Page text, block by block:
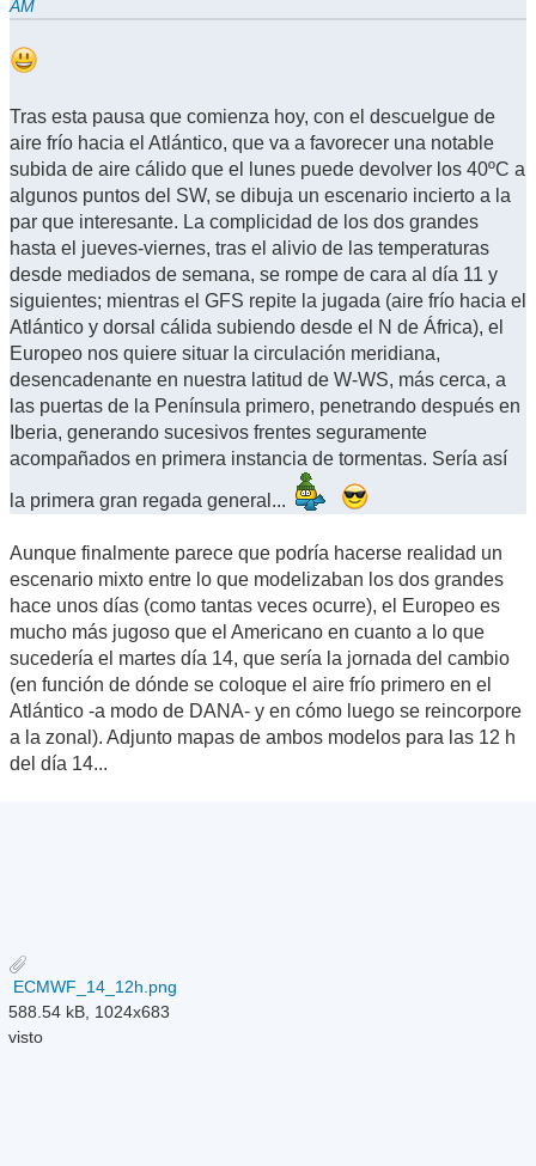
AM
Tras esta pausa que comienza hoy, con el descuelgue de
aire frío hacia el Atlántico, que va a favorecer una notable
subida de aire cálido que el lunes puede devolver los 40ºC a
algunos puntos del SW, se dibuja un escenario incierto a la
par que interesante. La complicidad de los dos grandes
hasta el jueves-viernes, tras el alivio de las temperaturas
desde mediados de semana, se rompe de cara al día 11 y
siguientes; mientras el GFS repite la jugada (aire frío hacia el
Atlántico y dorsal cálida subiendo desde el N de África), el
Europeo nos quiere situar la circulación meridiana,
desencadenante en nuestra latitud de W-WS, más cerca, a
las puertas de la Península primero, penetrando después en
Iberia, generando sucesivos frentes seguramente
acompañados en primera instancia de tormentas. Sería así
la primera gran regada general...
Aunque finalmente parece que podría hacerse realidad un
escenario mixto entre lo que modelizaban los dos grandes
hace unos días (como tantas veces ocurre), el Europeo es
mucho más jugoso que el Americano en cuanto a lo que
sucedería el martes día 14, que sería la jornada del cambio
(en función de dónde se coloque el aire frío primero en el
Atlántico -a modo de DANA- y en cómo luego se reincorpore
a la zonal). Adjunto mapas de ambos modelos para las 12 h
del día 14...
ECMWF_14_12h.png
588.54 kB, 1024x683
visto